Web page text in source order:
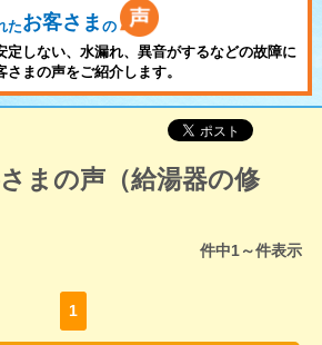
たお客さま の
定しない、水漏れ、異音がするなどの故障に
まの声をご紹介します。
まの声（給湯器の修
件中1～件表示
1